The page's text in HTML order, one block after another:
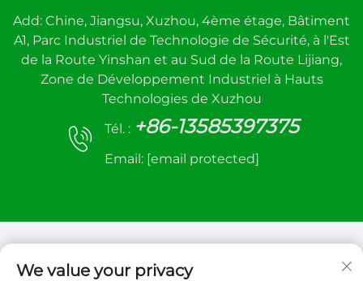
Add: Chine, Jiangsu, Xuzhou, 4ème étage, Bâtiment
A1, Parc Industriel de Technologie de Sécurité, à l'Est
de la Route Yinshan et au Sud de la Route Lijiang,
Zone de Développement Industriel à Hauts
Technologies de Xuzhou
Tél. : +86-13585397375
Email: [email protected]
We value your privacy